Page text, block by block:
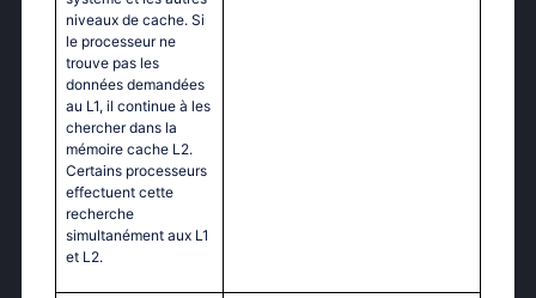
niveaux de cache. Si
le processeur ne
trouve pas les
données demandées
au L1, il continue à les
chercher dans la
mémoire cache L2.
Certains processeurs
effectuent cette
recherche
simultanément aux L1
et L2.